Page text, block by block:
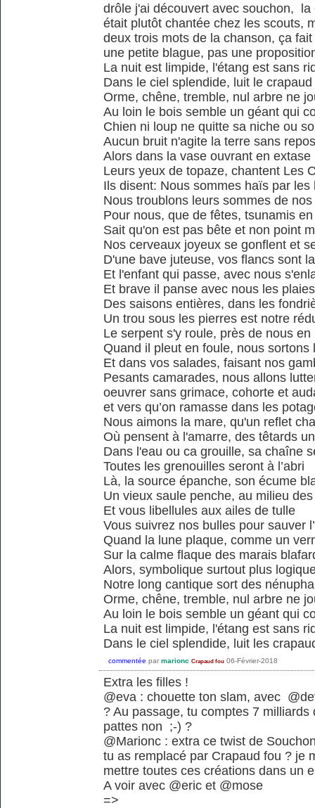
drôle j'ai découvert avec souchon,
était plutôt chantée chez les scouts,
deux trois mots de la chanson, ça
une petite blague, pas une
La nuit est limpide, l'étang est sans
Dans le ciel splendide, luit le crapaud
Orme, chêne, tremble, nul arbre ne
Au loin le bois semble un géant qui
Chien ni loup ne quitte sa niche ou
Aucun bruit n'agite la terre sans repos
Alors dans la vase ouvrant en extase
Leurs yeux de topaze, chantent Les
Ils disent: Nous sommes haïs par les
Nous troublons leurs sommes de
Pour nous, que de fêtes, tsunamis
Sait qu'on est pas bête et non point
Nos cerveaux joyeux se gonflent et
D'une bave juteuse, vos flancs sont
Et l'enfant qui passe, avec nous
Et brave il panse avec nous les plaies
Des saisons entières, dans les
Un trou sous les pierres est notre
Le serpent s'y roule, près de nous en
Quand il pleut en foule, nous sortons
Et dans vos salades, faisant nos
Pesants camarades, nous allons
oeuvrer sans grimace, cohorte et
et vers qu’on ramasse dans les
Nous aimons la mare, qu'un reflet
Où pensent à l'amarre, des têtards
Dans l'eau ou ca grouille, sa chaîne
Toutes les grenouilles seront à l’abri
Là, la source épanche, son écume
Un vieux saule penche, au milieu
Et vous libellules aux ailes de tulle
Vous suivrez nos bulles pour sauver
Quand la lune plaque, comme un
Sur la calme flaque des marais
Alors, symbolique surtout plus
Notre long cantique sort des
Orme, chêne, tremble, nul arbre ne
Au loin le bois semble un géant qui
La nuit est limpide, l'étang est sans
Dans le ciel splendide, luit les
commentée par marionc Crapaud fou 06-Février-2018
Extra les filles !
@eva : chouette ton slam, avec
? Au passage, tu comptes 7
pattes non ;-) ?
@Marionc : extra ce twist de
tu as remplacé par Crapaud fou ? je
mettre toutes ces créations dans un
A voir avec @eric et @mose
=>